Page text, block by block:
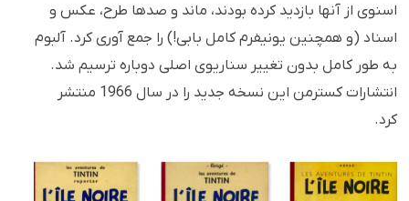
اسنوی از آنها بازدید کرده بودند، ماند و صدها طرح، عکس و
اسناد (و همچنین یونیفرم کامل بابی!) را جمع آوری کرد. آلبوم
به طور کامل بدون تغییر سناریوی اصلی دوباره ترسیم شد.
انتشارات کسترمن این نسخه جدید را در سال 1966 منتشر
کرد.